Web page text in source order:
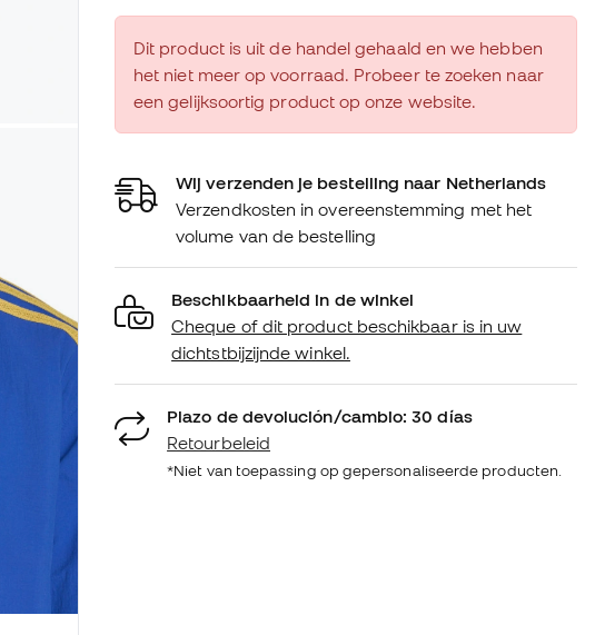
Dit product is uit de handel gehaald en we hebben
het niet meer op voorraad. Probeer te zoeken naar
een gelijksoortig product op onze website.
Wij verzenden je bestelling naar Netherlands
Verzendkosten in overeenstemming met het
volume van de bestelling
Beschikbaarheid in de winkel
Cheque of dit product beschikbaar is in uw
dichtstbijzijnde winkel.
Plazo de devolución/cambio: 30 días
Retourbeleid
*Niet van toepassing op gepersonaliseerde producten.